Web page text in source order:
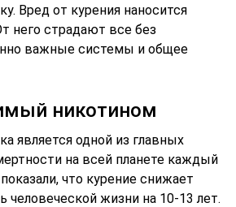
Вред от курения наносится
него страдают все без
важные системы и общее
никотином
является одной из главных
на всей планете каждый
что курение снижает
человеческой жизни на 10-13 лет.